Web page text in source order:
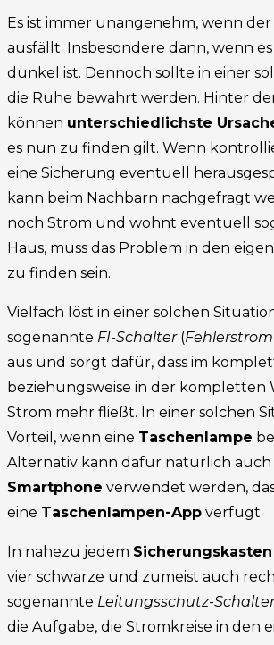
Es ist immer unangenehm, wenn
ausfällt. Insbesondere dann, wenn
dunkel ist. Dennoch sollte in einer
die Ruhe bewahrt werden. Hinter
können unterschiedlichste
es nun zu finden gilt. Wenn
eine Sicherung eventuell
kann beim Nachbarn nachgefragt
noch Strom und wohnt eventuell
Haus, muss das Problem in den
zu finden sein.
Vielfach löst in einer solchen
sogenannte FI-Schalter(
aus und sorgt dafür, dass im
beziehungsweise in der kompletten
Strom mehr fließt. In einer solchen
Vorteil, wenn eine Taschenlampe
Alternativ kann dafür natürlich auch
Smartphone verwendet werden,
eine Taschenlampen-App verfügt.
In nahezu jedem Sicherungskasten
vier schwarze und zumeist auch
sogenannte Leitungsschutz-Schalter
die Aufgabe, die Stromkreise in den